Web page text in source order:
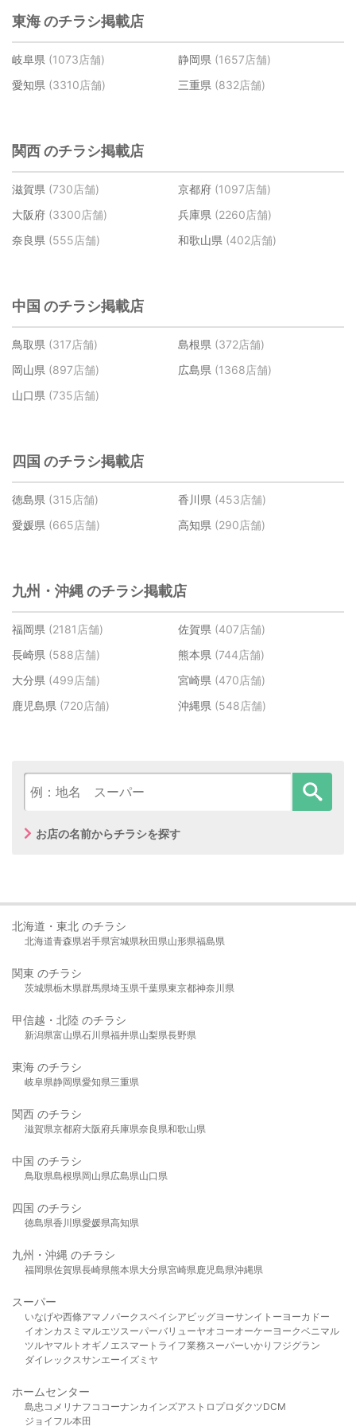
東海 のチラシ掲載店
岐阜県 (1073店舗) 静岡県 (1657店舗)
愛知県 (3310店舗) 三重県 (832店舗)
関西 のチラシ掲載店
滋賀県 (730店舗) 京都府 (1097店舗)
大阪府 (3300店舗) 兵庫県 (2260店舗)
奈良県 (555店舗) 和歌山県 (402店舗)
中国 のチラシ掲載店
鳥取県 (317店舗) 島根県 (372店舗)
岡山県 (897店舗) 広島県 (1368店舗)
山口県 (735店舗)
四国 のチラシ掲載店
徳島県 (315店舗) 香川県 (453店舗)
愛媛県 (665店舗) 高知県 (290店舗)
九州・沖縄 のチラシ掲載店
福岡県 (2181店舗) 佐賀県 (407店舗)
長崎県 (588店舗) 熊本県 (744店舗)
大分県 (499店舗) 宮崎県 (470店舗)
鹿児島県 (720店舗) 沖縄県 (548店舗)
お店の名前からチラシを探す
北海道・東北 のチラシ
北海道青森県岩手県宮城県秋田県山形県福島県
関東 のチラシ
茨城県栃木県群馬県埼玉県千葉県東京都神奈川県
甲信越・北陸 のチラシ
新潟県富山県石川県福井県山梨県長野県
東海 のチラシ
岐阜県静岡県愛知県三重県
関西 のチラシ
滋賀県京都府大阪府兵庫県奈良県和歌山県
中国 のチラシ
鳥取県島根県岡山県広島県山口県
四国 のチラシ
徳島県香川県愛媛県高知県
九州・沖縄 のチラシ
福岡県佐賀県長崎県熊本県大分県宮崎県 鹿児島県沖縄県
スーパー
いなげや西條アマノパークスベイシア ビッグヨーサンイトーヨーカドー
イオンカスミ マルエツ スーパーバリューヤオコーオーケー ヨークベニマル
ツルヤマルト オギノ エスマート ライフ業務スーパーいかり フジグラン
ダイレックスサンエーイズミヤ
ホームセンター
島忠 コメリ ナフコ コーナンカインズアストロプロダクツDCM
ジョイフル本田